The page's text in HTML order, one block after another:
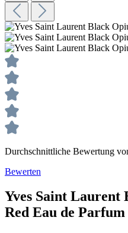
Durchschnittliche Bewertung
Bewerten
Yves Saint Laurent
Red Eau de Parfum